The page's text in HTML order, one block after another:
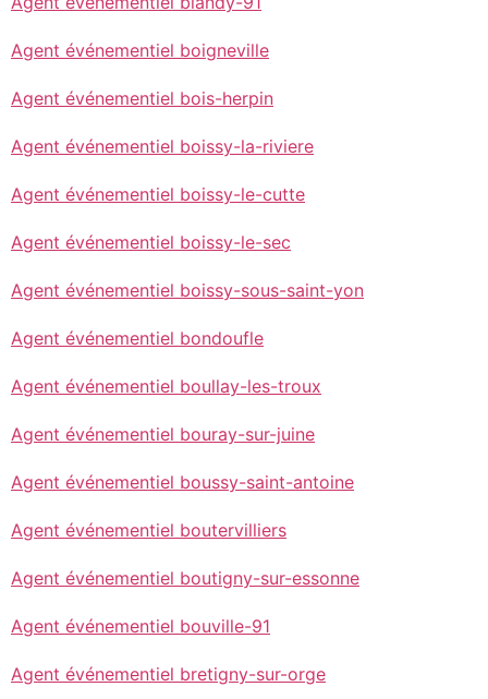
Agent événementiel boigneville
Agent événementiel bois-herpin
Agent événementiel boissy-la-riviere
Agent événementiel boissy-le-cutte
Agent événementiel boissy-le-sec
Agent événementiel boissy-sous-saint-yon
Agent événementiel bondoufle
Agent événementiel boullay-les-troux
Agent événementiel bouray-sur-juine
Agent événementiel boussy-saint-antoine
Agent événementiel boutervilliers
Agent événementiel boutigny-sur-essonne
Agent événementiel bouville-91
Agent événementiel bretigny-sur-orge